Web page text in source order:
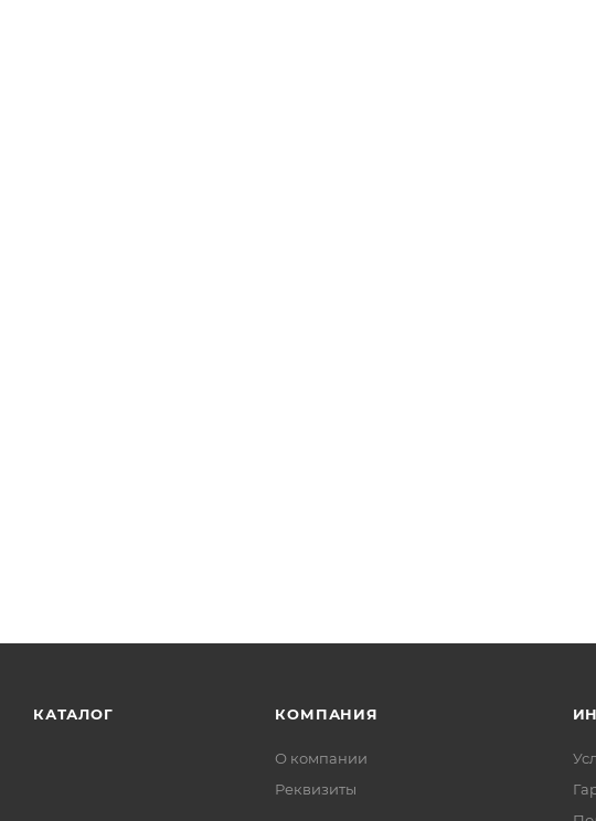
КАТАЛОГ КОМПАНИЯ
О компании
Реквизиты